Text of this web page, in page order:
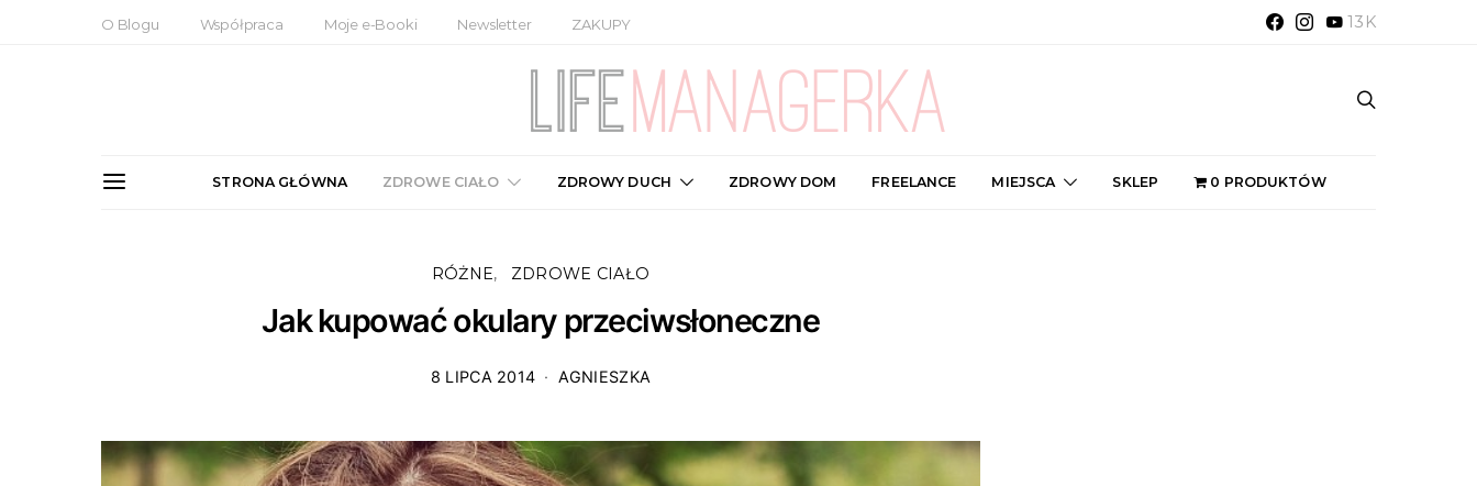
O Blogu Współpraca Moje e-Booki Newsletter ZAKUPY 13K
STRONA GŁÓWNA ZDROWE CIAŁO ZDROWY DUCH ZDROWY DOM FREELANCE MIEJSCA SKLEP 0 PRODUKTÓW
RÓŻNE ZDROWE CIAŁO
Jak kupować okulary przeciwsłoneczne
8 LIPCA 2014 AGNIESZKA